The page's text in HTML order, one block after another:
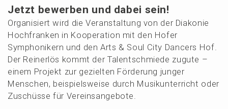
Jetzt bewer­ben und dabei sein!
Organi­siert wird die Veran­stal­tung von der Diako­nie
Hochfran­ken in Koope­ra­ti­on mit den Hofer
Sympho­ni­kern und den Arts & Soul City Dancers Hof.
Der Reinerlös kommt der Talent­schmie­de zugute –
einem Projekt zur geziel­ten Förde­rung junger
Menschen, beispiels­wei­se durch Musik­un­ter­richt oder
Zuschüs­se für Vereinsangebote.